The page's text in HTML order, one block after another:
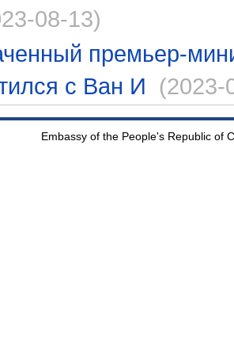
08-13)
премьер-
с Ван И
(2023-
Embassy of the People's Republic of